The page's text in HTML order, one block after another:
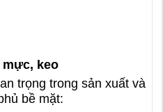
mực, keo
trọng trong sản xuất và
bề mặt: